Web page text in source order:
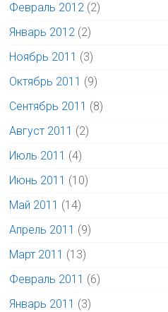
Февраль 2012 (2)
Январь 2012 (2)
Ноябрь 2011 (3)
Октябрь 2011 (9)
Сентябрь 2011 (8)
Август 2011 (2)
Июль 2011 (4)
Июнь 2011 (10)
Май 2011 (14)
Апрель 2011 (9)
Март 2011 (13)
Февраль 2011 (6)
Январь 2011 (3)